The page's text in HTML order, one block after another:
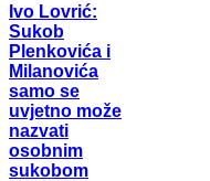
Ivo Lovrić:
Sukob
Plenkovića i
Milanovića
samo se
uvjetno može
nazvati
osobnim
sukobom